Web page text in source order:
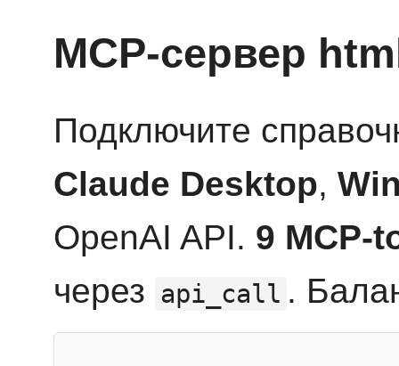
MCP-сервер
Подключите
Claude Desktop,
OpenAI API. 9 MCP-
через api_call .